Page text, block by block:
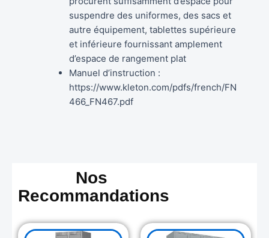
suspendre des uniformes, des sacs et
autre équipement, tablettes supérieure
et inférieure fournissant amplement
d’espace de rangement plat
Manuel d’instruction :
https://www.kleton.com/pdfs/french/FN
466_FN467.pdf
Nos
Recommandations